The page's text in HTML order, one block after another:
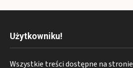
Użytkowniku!
Wszystkie treści dostępne na stronie